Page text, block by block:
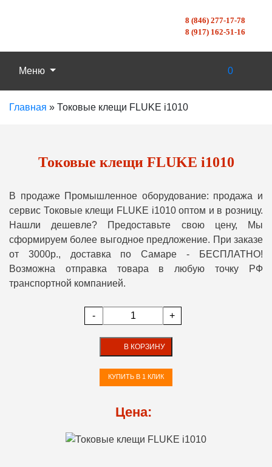
8 (846) 277-17-78
8 (917) 162-51-16
Меню 0
Главная » Токовые клещи FLUKE i1010
Токовые клещи FLUKE i1010
В продаже Промышленное оборудование: продажа и
сервис Токовые клещи FLUKE i1010 оптом и в розницу.
Нашли дешевле? Предоставьте свою цену, Мы
сформируем более выгодное предложение. При заказе
от 3000р., доставка по Самаре - БЕСПЛАТНО!
Возможна отправка товара в любую точку РФ
транспортной компанией.
- +
В КОРЗИНУ
КУПИТЬ В 1 КЛИК
Цена: